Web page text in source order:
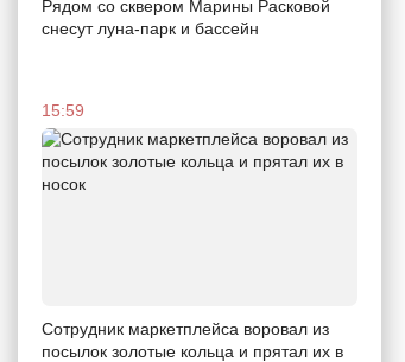
Рядом со сквером Марины Расковой
снесут луна-парк и бассейн
15:59
Сотрудник маркетплейса воровал из
посылок золотые кольца и прятал их в